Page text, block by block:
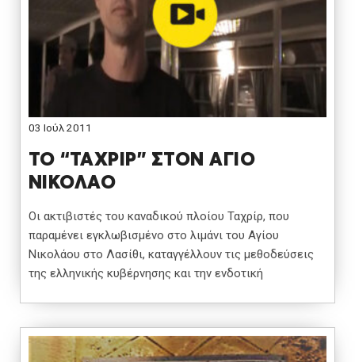
03 Ιούλ 2011
ΤΟ “ΤΑΧΡΙΡ” ΣΤΟΝ ΑΓΙΟ
ΝΙΚΟΛΑΟ
Οι ακτιβιστές του καναδικού πλοίου Ταχρίρ, που
παραμένει εγκλωβισμένο στο λιμάνι του Αγίου
Νικολάου στο Λασίθι, καταγγέλλουν τις μεθοδεύσεις
της ελληνικής κυβέρνησης και την ενδοτική